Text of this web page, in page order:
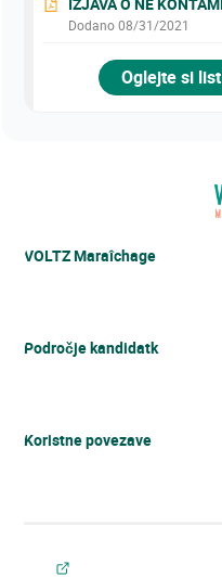
Dodano 08/31/2021
Oglejte si
VOLTZ Maraîchage
Področje kandidatk
Koristne povezave